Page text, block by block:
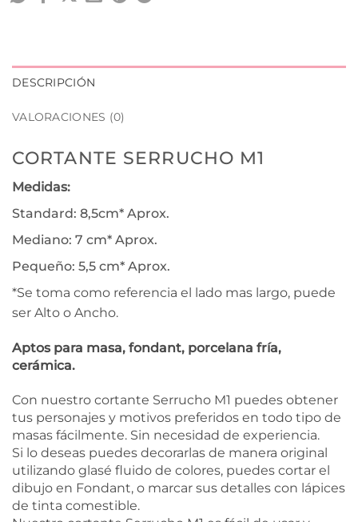
DESCRIPCIÓN
VALORACIONES (0)
CORTANTE SERRUCHO M1
Medidas:
Standard: 8,5cm* Aprox.
Mediano: 7 cm* Aprox.
Pequeño: 5,5 cm* Aprox.
*Se toma como referencia el lado mas largo, puede
ser Alto o Ancho.
Aptos para masa, fondant, porcelana fría,
cerámica.
Con nuestro cortante Serrucho M1 puedes obtener
tus personajes y motivos preferidos en todo tipo de
masas fácilmente. Sin necesidad de experiencia.
Si lo deseas puedes decorarlas de manera original
utilizando glasé fluido de colores, puedes cortar el
dibujo en Fondant, o marcar sus detalles con lápices
de tinta comestible.